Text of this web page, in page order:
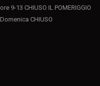
ore 9-13 CHIUSO IL POMERIGGIO
Domenica CHIUSO